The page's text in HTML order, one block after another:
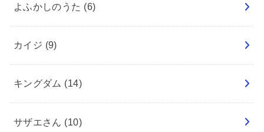
よふかしのうた (6)
カイジ (9)
キングダム (14)
サザエさん (10)